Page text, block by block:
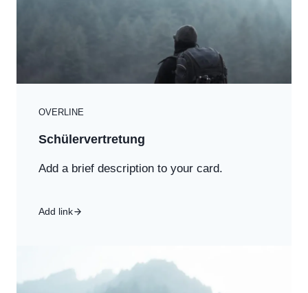
OVERLINE
Schülervertretung
Add a brief description to your card.
Add link